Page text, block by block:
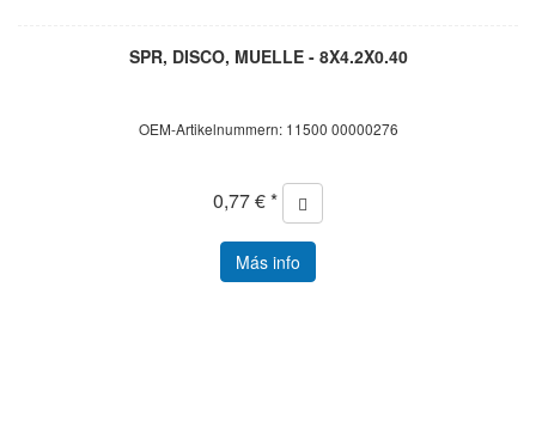
SPR, DISCO, MUELLE - 8X4.2X0.40
OEM-Artikelnummern: 11500 00000276
0,77 € *
Más info